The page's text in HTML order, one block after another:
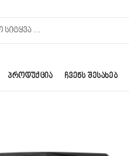
ᲞᲠᲝᲓᲣᲥᲪᲘᲐ ᲩᲕᲔᲜᲡ ᲨᲔᲡᲐᲮᲔᲑ